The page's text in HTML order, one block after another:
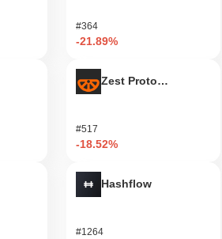
#364
-21.89%
Zest Protocol
#517
-18.52%
Hashflow
#1264